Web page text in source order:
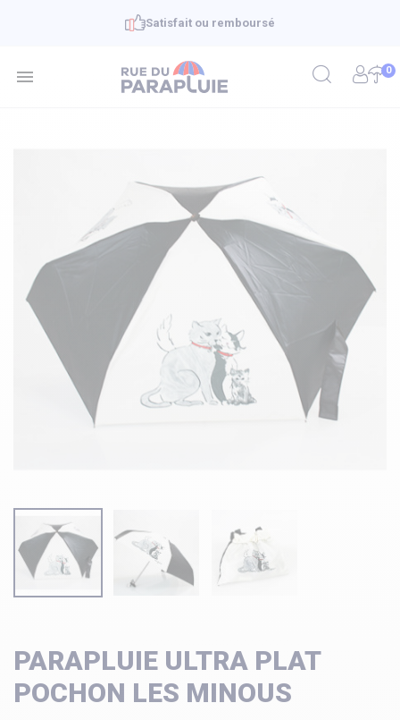
Satisfait ou remboursé
 0
PARAPLUIE ULTRA PLAT
POCHON LES MINOUS